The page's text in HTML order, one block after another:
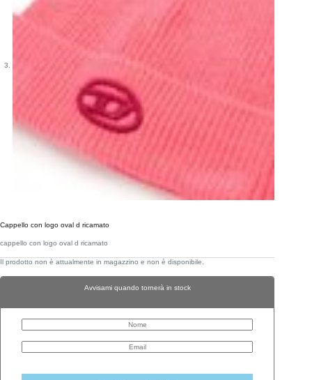
Cappello con logo oval d ricamato
cappello con logo oval d ricamato
Il prodotto non è attualmente in magazzino e non è disponibile.
Avvisami quando tornerà in stock